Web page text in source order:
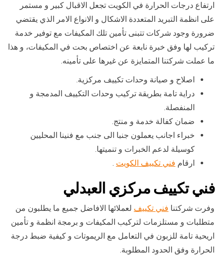
ارتفاع درجات الحرارة في الكويت تجعل الاقبال كبير و مستمر
على انظمة التبريد المتعددة الاشكال و الانواع الامر الذي يقتضي
ضرورة وجود شركات تتبنى تأمين تلك المكيفات مع توفير خدمة
تركيب لها وفق خبرة نابعة عن اختصاص بحت في المكيفات، و هذا
ما عملت شركتنا المتمايزة عن غيرها على تأمينه.
اصلاح و صيانة وحدات تكييف مركزية.
دراية تامة بطريقة تركيب وحدات التكييف المدمجة و
المنفصلة.
ضمان كفالة خدمة و منتج.
خبراء اجانب يعملون جنبا الى جنب مع فنينا المحليين
كوسيلة لدعم الخبرات و تنميتها.
ارقام فني تكييف الكويت .
فني تكييف مركزي العبدلي
وفرت شركتنا فني تكييف لعملائها الافاضل جميع ما يطلبون من
متطلبات و مستلزمات لتركيب المكيفات و برمجة انظمة و تأمين
اريحية تامة للزبون في التعامل مع الريموتات و كيفية ضبط درجة
الحرارة وفق الحدود المطلوبة.